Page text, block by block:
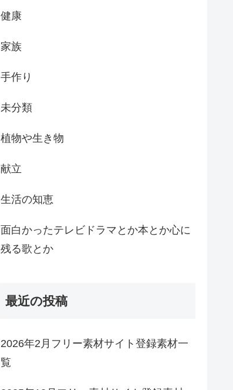
健康
家族
手作り
未分類
植物や生き物
献立
生活の知恵
面白かったテレビドラマとか本とか心に
残る歌とか
最近の投稿
2026年2月フリー素材サイト登録素材一
覧